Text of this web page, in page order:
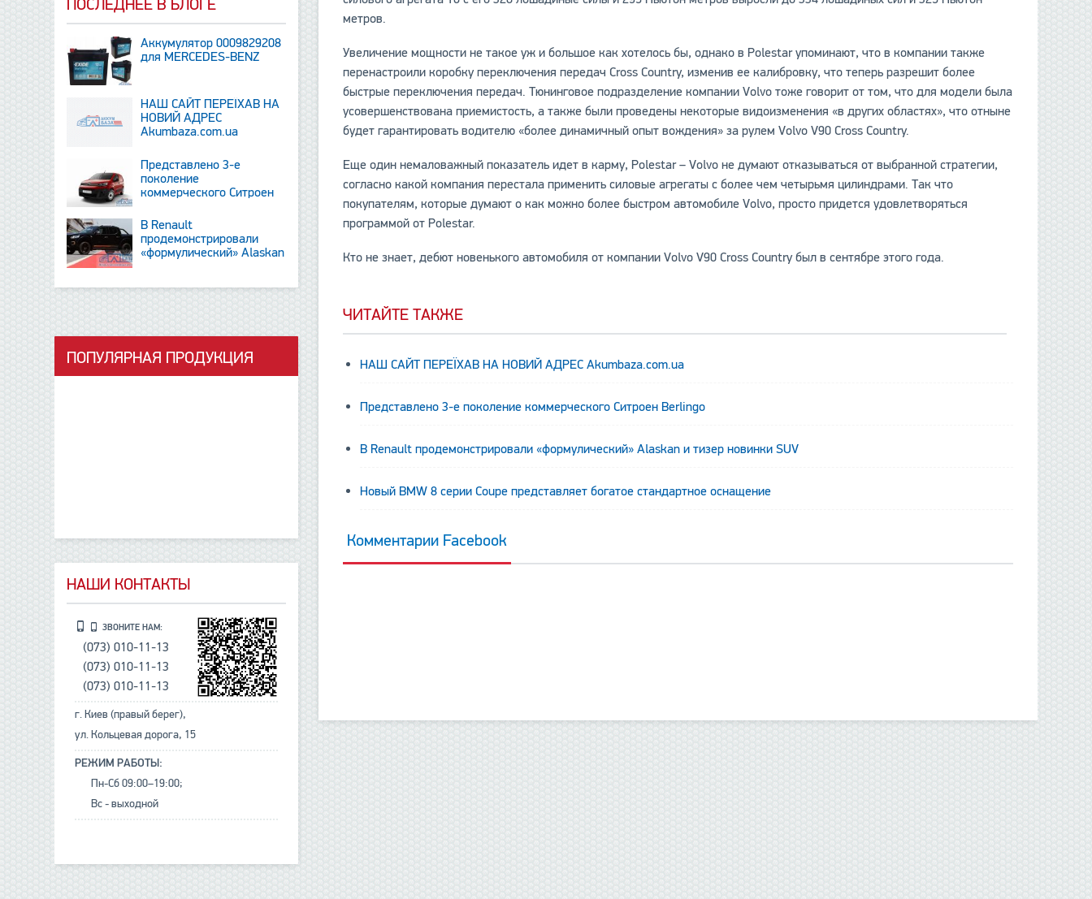
метров.
Увеличение мощности не такое уж и большое как хотелось бы, однако в Polestar упоминают, что в компании также
перенастроили коробку переключения передач Cross Country, изменив ее калибровку, что теперь разрешит более
быстрые переключения передач. Тюнинговое подразделение компании Volvo тоже говорит от том, что для модели была
усовершенствована приемистость, а также были проведены некоторые видоизменения «в других областях», что отныне
будет гарантировать водителю «более динамичный опыт вождения» за рулем Volvo V90 Cross Country.
Еще один немаловажный показатель идет в карму, Polestar – Volvo не думают отказываться от выбранной стратегии,
согласно какой компания перестала применить силовые агрегаты с более чем четырьмя цилиндрами. Так что
покупателям, которые думают о как можно более быстром автомобиле Volvo, просто придется удовлетворяться
программой от Polestar.
Кто не знает, дебют новенького автомобиля от компании Volvo V90 Cross Country был в сентябре этого года.
ЧИТАЙТЕ ТАКЖЕ
НАШ САЙТ ПЕРЕЇХАВ НА НОВИЙ АДРЕС Аkumbaza.com.ua
Представлено 3-е поколение коммерческого Ситроен Berlingo
В Renault продемонстрировали «формулический» Alaskan и тизер новинки SUV
Новый BMW 8 серии Coupe представляет богатое стандартное оснащение
Комментарии Facebook
ПОСЛЕДНЕЕ В БЛОГЕ
Аккумулятор 0009829208
для MERCEDES-BENZ
НАШ САЙТ ПЕРЕЇХАВ НА
НОВИЙ АДРЕС
Аkumbaza.com.ua
Представлено 3-е
поколение
коммерческого Ситроен
В Renault
продемонстрировали
«формулический» Alaskan
ПОПУЛЯРНАЯ ПРОДУКЦИЯ
данные отсутствуют данные отсутствуют
НАШИ КОНТАКТЫ
ЗВОНИТЕ НАМ:
(073) 010-11-13
(073) 010-11-13
(073) 010-11-13
г. Киев (правый берег),
ул. Кольцевая дорога, 15
РЕЖИМ РАБОТЫ:
Пн-Сб 09:00–19:00;
Вс - выходной